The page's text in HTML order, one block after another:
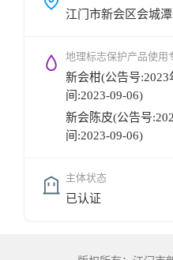
江门市新会区会城
地理标志保护产品使用
新会柑(公告号
间:2023-09-06)
新会陈皮(公告号
间:2023-09-06)
主体状态
已认证